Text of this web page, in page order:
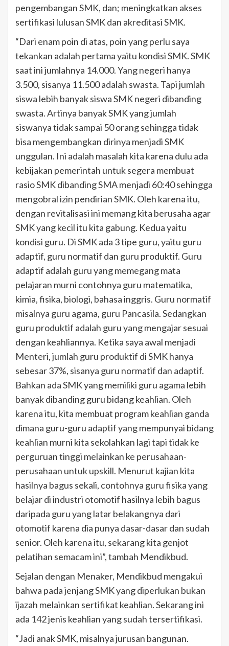
pengembangan SMK, dan; meningkatkan akses
sertifikasi lulusan SMK dan akreditasi SMK.
“Dari enam poin di atas, poin yang perlu saya
tekankan adalah pertama yaitu kondisi SMK. SMK
saat ini jumlahnya 14.000. Yang negeri hanya
3.500, sisanya 11.500 adalah swasta. Tapi jumlah
siswa lebih banyak siswa SMK negeri dibanding
swasta. Artinya banyak SMK yang jumlah
siswanya tidak sampai 50 orang sehingga tidak
bisa mengembangkan dirinya menjadi SMK
unggulan. Ini adalah masalah kita karena dulu ada
kebijakan pemerintah untuk segera membuat
rasio SMK dibanding SMA menjadi 60:40 sehingga
mengobral izin pendirian SMK. Oleh karena itu,
dengan revitalisasi ini memang kita berusaha agar
SMK yang kecil itu kita gabung. Kedua yaitu
kondisi guru. Di SMK ada 3 tipe guru, yaitu guru
adaptif, guru normatif dan guru produktif. Guru
adaptif adalah guru yang memegang mata
pelajaran murni contohnya guru matematika,
kimia, fisika, biologi, bahasa inggris. Guru normatif
misalnya guru agama, guru Pancasila. Sedangkan
guru produktif adalah guru yang mengajar sesuai
dengan keahliannya. Ketika saya awal menjadi
Menteri, jumlah guru produktif di SMK hanya
sebesar 37%, sisanya guru normatif dan adaptif.
Bahkan ada SMK yang memiliki guru agama lebih
banyak dibanding guru bidang keahlian. Oleh
karena itu, kita membuat program keahlian ganda
dimana guru-guru adaptif yang mempunyai bidang
keahlian murni kita sekolahkan lagi tapi tidak ke
perguruan tinggi melainkan ke perusahaan-
perusahaan untuk upskill. Menurut kajian kita
hasilnya bagus sekali, contohnya guru fisika yang
belajar di industri otomotif hasilnya lebih bagus
daripada guru yang latar belakangnya dari
otomotif karena dia punya dasar-dasar dan sudah
senior. Oleh karena itu, sekarang kita genjot
pelatihan semacam ini”, tambah Mendikbud.
Sejalan dengan Menaker, Mendikbud mengakui
bahwa pada jenjang SMK yang diperlukan bukan
ijazah melainkan sertifikat keahlian. Sekarang ini
ada 142 jenis keahlian yang sudah tersertifikasi.
“Jadi anak SMK, misalnya jurusan bangunan.